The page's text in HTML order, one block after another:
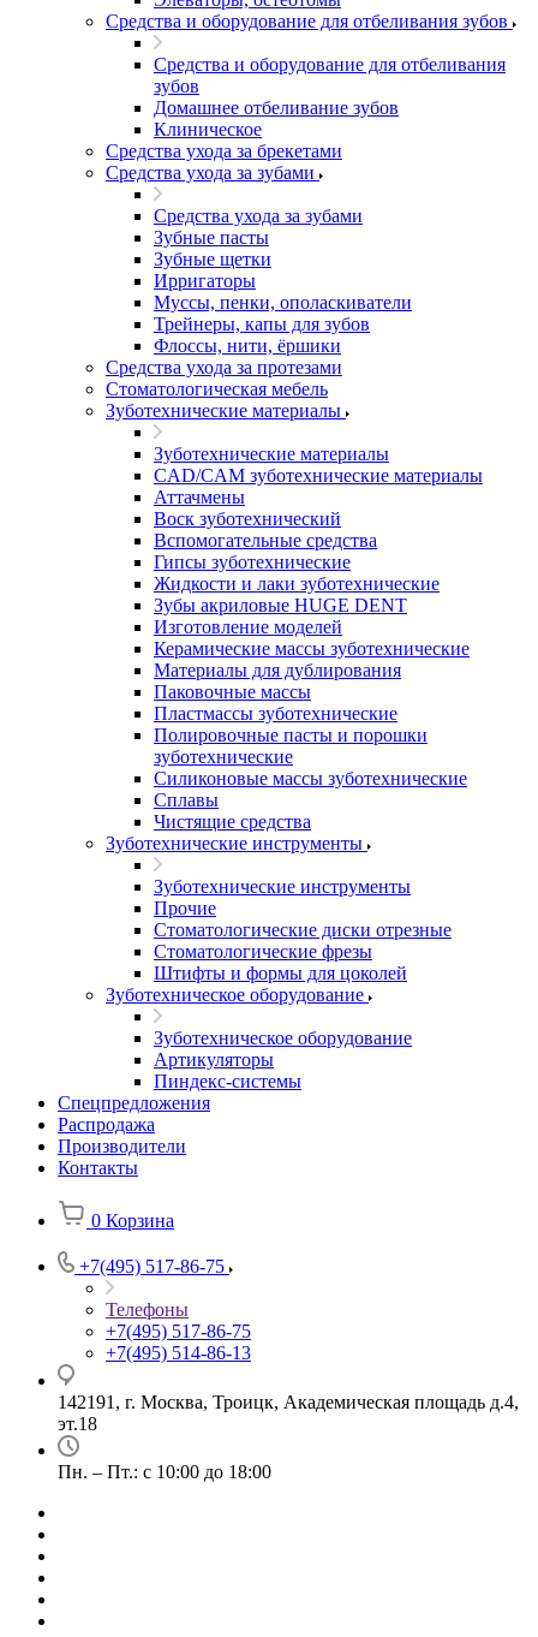
Средства и оборудование для отбеливания зубов
Средства и оборудование для отбеливания
зубов
Домашнее отбеливание зубов
Клиническое
Средства ухода за брекетами
Средства ухода за зубами
Средства ухода за зубами
Зубные пасты
Зубные щетки
Ирригаторы
Муссы, пенки, ополаскиватели
Трейнеры, капы для зубов
Флоссы, нити, ёршики
Средства ухода за протезами
Стоматологическая мебель
Зуботехнические материалы
Зуботехнические материалы
CAD/CAM зуботехнические материалы
Аттачмены
Воск зуботехнический
Вспомогательные средства
Гипсы зуботехнические
Жидкости и лаки зуботехнические
Зубы акриловые HUGE DENT
Изготовление моделей
Керамические массы зуботехнические
Материалы для дублирования
Паковочные массы
Пластмассы зуботехнические
Полировочные пасты и порошки
зуботехнические
Силиконовые массы зуботехнические
Сплавы
Чистящие средства
Зуботехнические инструменты
Зуботехнические инструменты
Прочие
Стоматологические диски отрезные
Стоматологические фрезы
Штифты и формы для цоколей
Зуботехническое оборудование
Зуботехническое оборудование
Артикуляторы
Пиндекс-системы
Спецпредложения
Распродажа
Производители
Контакты
0 Корзина
+7(495) 517-86-75
Телефоны
+7(495) 517-86-75
+7(495) 514-86-13
142191, г. Москва, Троицк, Академическая площадь д.4,
эт.18
Пн. – Пт.: с 10:00 до 18:00